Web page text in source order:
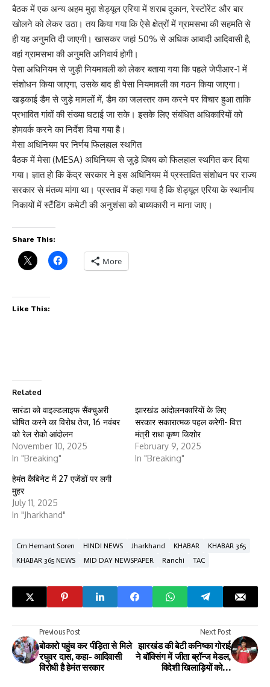
बैठक में एक अन्य अहम मुद्दा शेड्यूल एरिया में शराब दुकान, रेस्टोरेंट और बार
खोलने को लेकर उठा। तय किया गया कि ऐसे क्षेत्रों में ग्रामसभा की सहमति से
ही यह अनुमति दी जाएगी। खासकर जहां 50% से अधिक आबादी आदिवासी है,
वहां ग्रामसभा की अनुमति अनिवार्य होगी।
पेसा अधिनियम से जुड़ी नियमावली को लेकर बताया गया कि पहले जेपीआर-1 में
संशोधन किया जाएगा, उसके बाद ही पेसा नियमावली का गठन किया जाएगा।
खड़काई डैम से जुड़े मामलों में, डैम का जलस्तर कम करने पर विचार हुआ ताकि
प्रभावित गांवों की संख्या घटाई जा सके। इसके लिए संबंधित अधिकारियों को
होमवर्क करने का निर्देश दिया गया है।
मेसा अधिनियम पर निर्णय फिलहाल स्थगित
बैठक में मेसा (MESA) अधिनियम से जुड़े विषय को फिलहाल स्थगित कर दिया
गया। ज्ञात हो कि केंद्र सरकार ने इस अधिनियम में प्रस्तावित संशोधन पर राज्य
सरकार से मंतव्य मांगा था। प्रस्ताव में कहा गया है कि शेड्यूल एरिया के स्थानीय
निकायों में स्टैंडिंग कमेटी की अनुशंसा को बाध्यकारी न माना जाए।
Share This:
More
Like This:
Related
सारंडा को वाइल्डलाइफ सैंक्चुअरी
घोषित करने का विरोध तेज, 16 नवंबर
को रेल रोको आंदोलन
November 10, 2025
In "Breaking"
झारखंड आंदोलनकारियों के लिए
सरकार सकारात्मक पहल करेगी- वित्त
मंत्री राधा कृष्ण किशोर
February 9, 2025
In "Breaking"
हेमंत कैबिनेट में 27 एजेंडों पर लगी
मुहर
July 11, 2025
In "Jharkhand"
Cm Hemant Soren HINDI NEWS Jharkhand KHABAR
KHABAR 365
KHABAR 365 NEWS
MID DAY NEWSPAPER Ranchi TAC
Previous Post
बोकारो पहुंच कर पीड़िता से मिले
रघुवर दास, कहा- आदिवासी
विरोधी है हेमंत सरकार
Next Post
झारखंड की बेटी कनिष्का गोराई
ने बॉक्सिंग में जीता ब्रॉन्ज मेडल,
विदेशी खिलाड़ियों को दी